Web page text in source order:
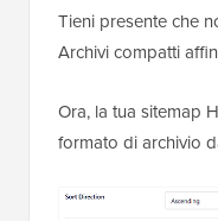
Tieni presente che
Archivi compatti
Ora, la tua sitemap
formato di archivio